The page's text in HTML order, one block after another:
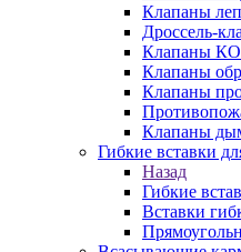
Клапаны
Дроссель-
Клапаны
Клапаны
Клапаны
Клапаны
Гибкие вставки
Назад
Гибкие
Вставки